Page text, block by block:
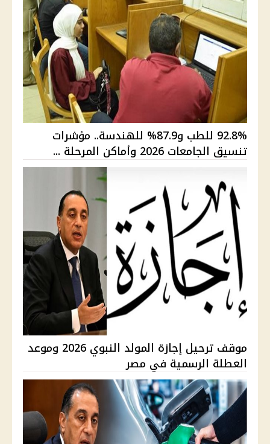
92.8% للطب و87.9% للهندسة.. مؤشرات
تنسيق الجامعات 2026 وأماكن المرحلة ...
موقف ترحيل إجازة المولد النبوي 2026 وموعد
العطلة الرسمية في مصر